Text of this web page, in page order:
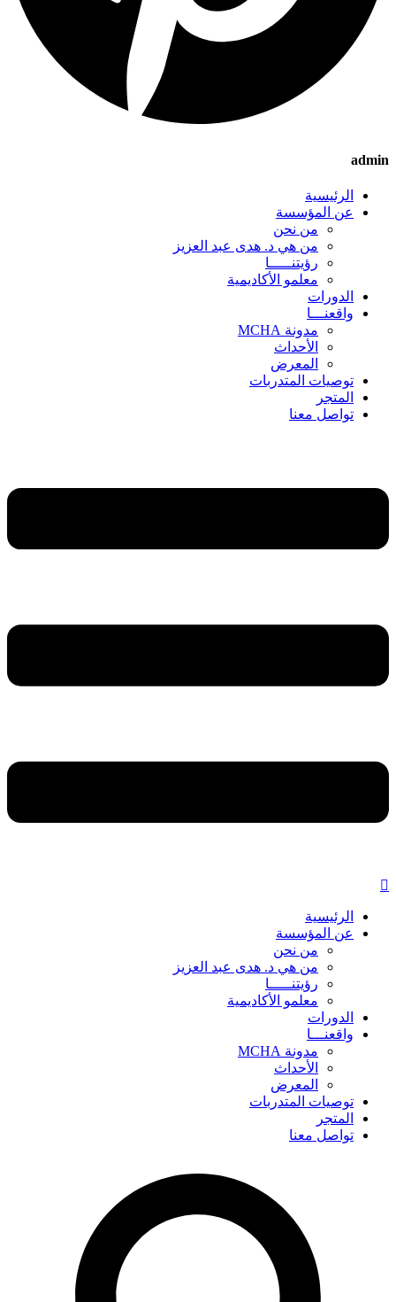
admin
الرئيسية
عن المؤسسة
من نحن
من هي د. هدى عبد العزيز
رؤيتنـــــا
معلمو الأكاديمية
الدورات
واقعنـــا
مدونة MCHA
الأحداث
المعرض
توصيات المتدربات
المتجر
تواصل معنا
الرئيسية
عن المؤسسة
من نحن
من هي د. هدى عبد العزيز
رؤيتنـــــا
معلمو الأكاديمية
الدورات
واقعنـــا
مدونة MCHA
الأحداث
المعرض
توصيات المتدربات
المتجر
تواصل معنا